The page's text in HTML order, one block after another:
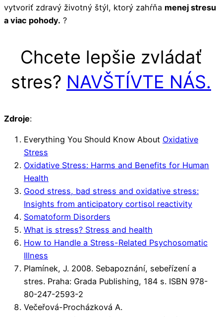
vytvoriť zdravý životný štýl, ktorý zahŕňa menej stresu
a viac pohody. ?
Chcete lepšie zvládať
stres? NAVŠTÍVTE NÁS.
Zdroje:
Everything You Should Know About Oxidative
Stress
Oxidative Stress: Harms and Benefits for Human
Health
Good stress, bad stress and oxidative stress:
Insights from anticipatory cortisol reactivity
Somatoform Disorders
What is stress? Stress and health
How to Handle a Stress-Related Psychosomatic
Illness
Plamínek, J. 2008. Sebapoznání, sebeřízení a
stres. Praha: Grada Publishing, 184 s. ISBN 978-
80-247-2593-2
Večeřová-Procházková A.